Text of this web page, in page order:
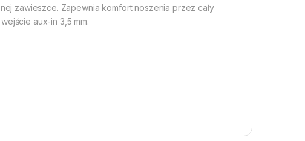
zawieszce. Zapewnia komfort noszenia przez cały
aux-in 3,5 mm.